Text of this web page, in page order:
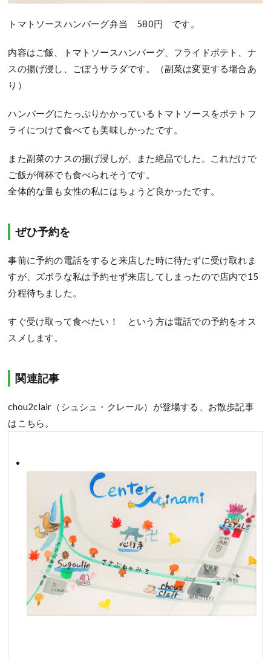
トマトソースハンバーグ弁当 580円 です。
内容はご飯、トマトソースハンバーグ、フライドポテト、ナ
スの揚げ浸し、ごぼうサラダです。（副菜は変更する場合あ
り）
ハンバーグにたっぷりかかっているトマトソースをポテトフ
ライにつけて食べても美味しかったです。
また副菜のナスの揚げ浸しが、また絶品でした。これだけで
ご飯が何杯でも食べられそうです。
全体的な量も女性の私にはちょうど良かったです。
ぜひ予約を
事前に予約の電話をすると来店した時に待たずに受け取れま
すが、ズボラな私は予約せず来店してしまったので店内で15
分程待ちました。
すぐ受け取って食べたい！ という方は電話での予約をオス
スメします。
関連記事
chou2clair（シュシュ・クレール）が登場する、お散歩記事
はこちら。